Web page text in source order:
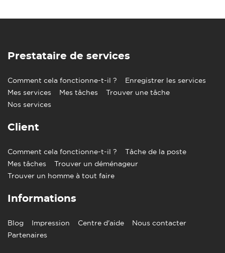
Prestataire de services
Comment cela fonctionne-t-il ?
Enregistrer les services
Mes services
Mes tâches
Trouver une tâche
Nos services
Client
Comment cela fonctionne-t-il ?
Tâche de la poste
Mes tâches
Trouver un déménageur
Trouver un homme à tout faire
Informations
Blog Impression Centre d'aide
Nous contacter
Partenaires